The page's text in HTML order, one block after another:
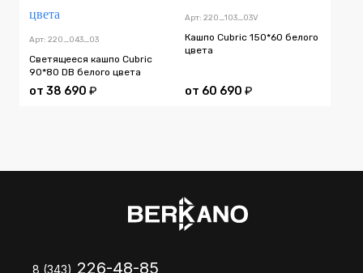
Арт: 220_043_03
Светящееся кашпо Cubric
90*80 DB белого цвета
от 38 690 ₽
Арт: 220_103_03V
Кашпо Cubric 150*60 белого
цвета
от 60 690 ₽
8 (343) 226-48-85